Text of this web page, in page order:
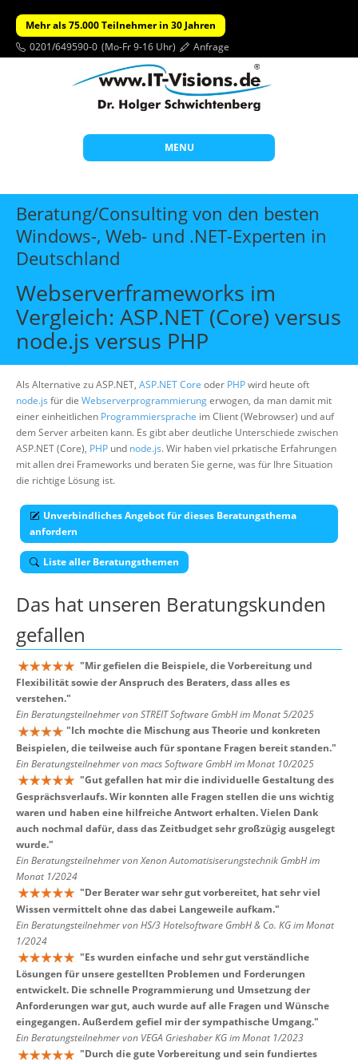
Mehr als 75.000 Teilnehmer in 30 Jahren
0201/649590-0 (Mo-Fr 9-16 Uhr) Anfrage
MENU
Start
Themen
Beratung
Individuelle Schulungen
Offene Seminare
Wissen
Über uns
Suche
Beratung/Consulting von den besten
Windows-, Web- und .NET-Experten in
Deutschland
Webserverframeworks im
Vergleich: ASP.NET (Core) versus
node.js versus PHP
Als Alternative zu ASP.NET, ASP.NET Core oder PHPwird heute oft
node.js für die Webserverprogrammierungerwogen, da man damit mit
einer einheitlichen Programmiersprache im Client (Webrowser) und auf
dem Server arbeiten kann. Es gibt aber deutliche Unterschiede zwischen
ASP.NET (Core), PHP und node.js. Wir haben viel prkatische Erfahrungen
mit allen drei Frameworks und beraten Sie gerne, was für Ihre Situation
die richtige Lösung ist.
Unverbindliches Angebot für dieses Beratungsthema
anfordern
Liste aller Beratungsthemen
Das hat unseren Beratungskunden
gefallen
"Mir gefielen die Beispiele, die Vorbereitung und
Flexibilität sowie der Anspruch des Beraters, dass alles es
verstehen."
Ein Beratungsteilnehmer von STREIT Software GmbH im Monat 5/2025
"Ich mochte die Mischung aus Theorie und konkreten
Beispielen, die teilweise auch für spontane Fragen bereit standen."
Ein Beratungsteilnehmer von macs Software GmbH im Monat 10/2025
"Gut gefallen hat mir die individuelle Gestaltung des
Gesprächsverlaufs. Wir konnten alle Fragen stellen die uns wichtig
waren und haben eine hilfreiche Antwort erhalten. Vielen Dank
auch nochmal dafür, dass das Zeitbudget sehr großzügig ausgelegt
wurde."
Ein Beratungsteilnehmer von Xenon Automatisiserungstechnik GmbH im
Monat 1/2024
"Der Berater war sehr gut vorbereitet, hat sehr viel
Wissen vermittelt ohne das dabei Langeweile aufkam."
Ein Beratungsteilnehmer von HS/3 Hotelsoftware GmbH & Co. KG im Monat
1/2024
"Es wurden einfache und sehr gut verständliche
Lösungen für unsere gestellten Problemen und Forderungen
entwickelt. Die schnelle Programmierung und Umsetzung der
Anforderungen war gut, auch wurde auf alle Fragen und Wünsche
eingegangen. Außerdem gefiel mir der sympathische Umgang."
Ein Beratungsteilnehmer von VEGA Grieshaber KG im Monat 1/2023
"Durch die gute Vorbereitung und sein fundiertes